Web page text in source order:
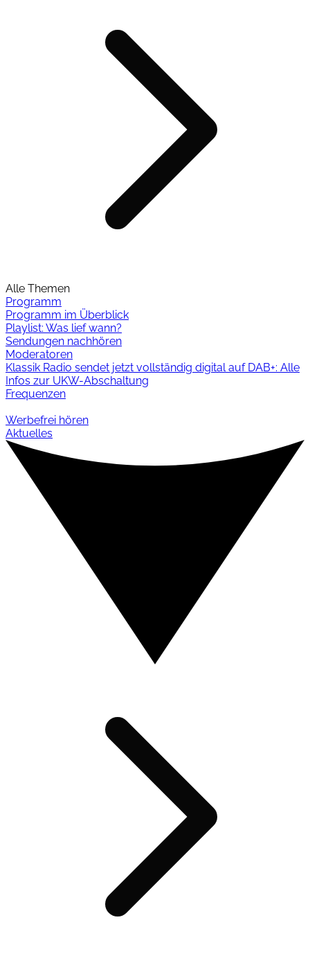
Alle Themen
Programm
Programm im Überblick
Playlist: Was lief wann?
Sendungen nachhören
Moderatoren
Klassik Radio sendet jetzt vollständig digital auf DAB+: Alle
Infos zur UKW-Abschaltung
Frequenzen
Werbefrei hören
Aktuelles